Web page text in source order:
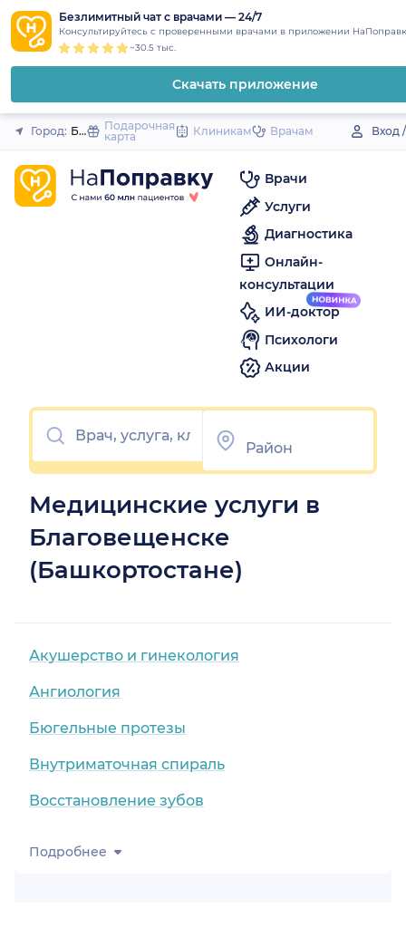
to
content
Безлимитный чат с врачами — 24/7
Консультируйтесь с проверенными врачами в приложении
~30.5 тыс.
Скачать приложение
Закрыть
Город: Благовещенск (Башкортостан)
Подарочная
карта
Клиникам Врачам Вход
Врачи
Услуги
Диагностика
Онлайн-
консультации
ИИ-доктор
Психологи
Акции
Медицинские услуги в
Благовещенске
(Башкортостане)
Акушерство и гинекология
Ангиология
Бюгельные протезы
Внутриматочная спираль
Восстановление зубов
Подробнее